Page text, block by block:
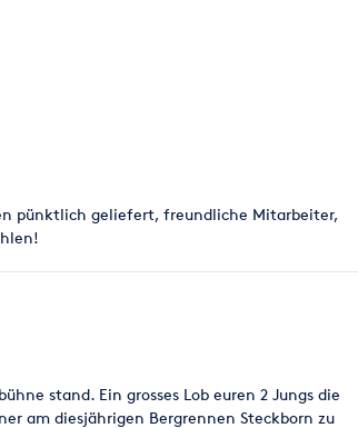
pünktlich geliefert, freundliche Mitarbeiter,
stand. Ein grosses Lob euren 2 Jungs die
am diesjährigen Bergrennen Steckborn zu